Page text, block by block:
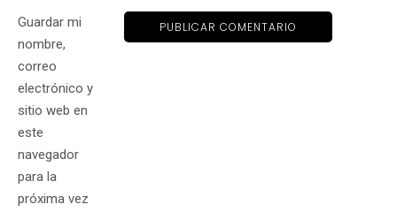
Guardar mi
nombre,
correo
electrónico y
sitio web en
este
navegador
para la
próxima vez